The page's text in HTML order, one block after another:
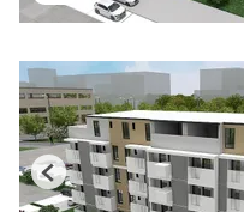
Previous